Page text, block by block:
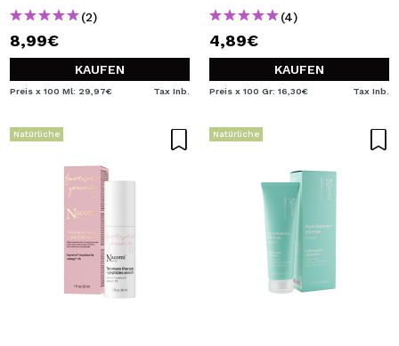
(2)
8,99€
KAUFEN
Preis x 100 Ml: 29,97€ Tax Inb.
(4)
4,89€
KAUFEN
Preis x 100 Gr: 16,30€ Tax Inb.
Natürliche Natürliche